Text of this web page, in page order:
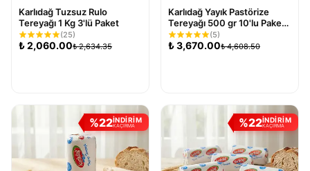
Karlıdağ Tuzsuz Rulo
Tereyağı 1 Kg 3'lü Paket
(25)
₺2,060.00₺ 2,634.35
Karlıdağ Yayık Pastörize
Tereyağı 500 gr 10'lu Paket
5 Kg
(5)
₺3,670.00₺ 4,608.50
%22İNDİRİM
KAÇIRMA %22İNDİRİM
KAÇIRMA